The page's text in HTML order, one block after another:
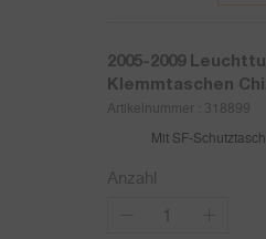
2005-2009
Klemmtaschen
Artikelnummer : 318899
Mit SF-
Anzahl